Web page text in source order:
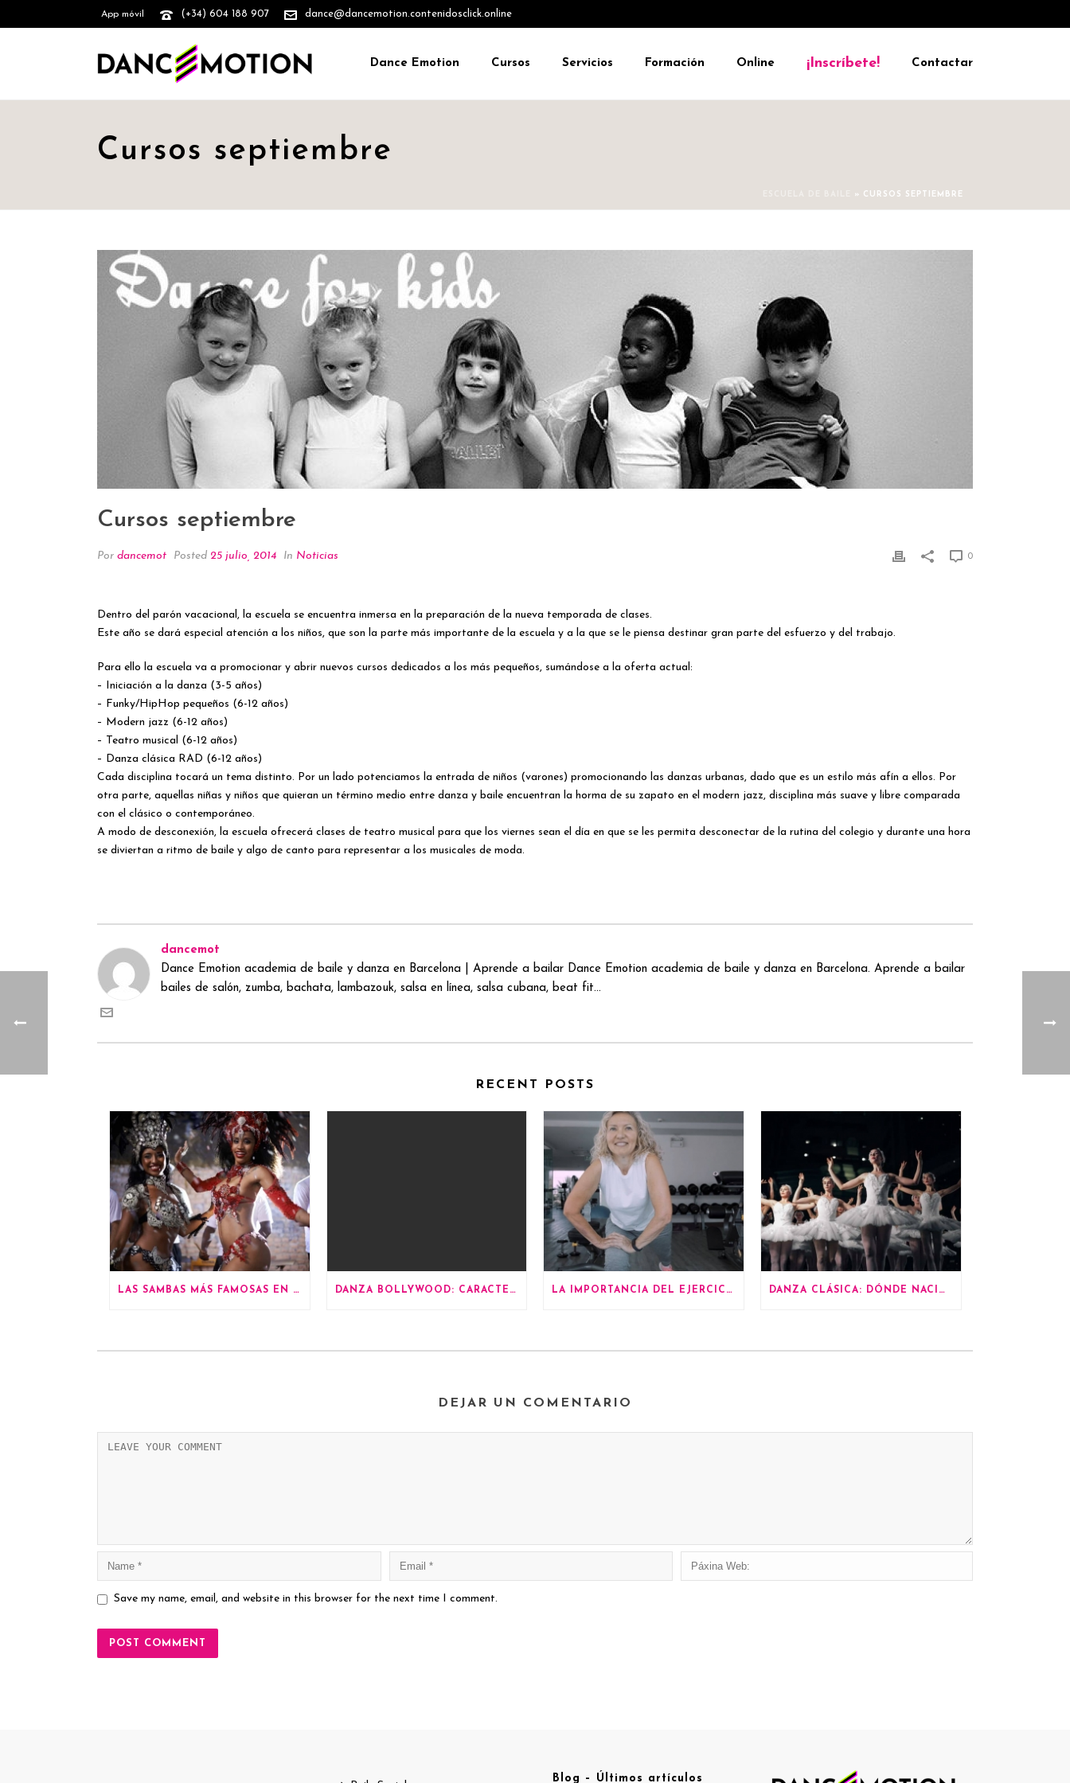
App móvil (+34) 604 188 907 dance@dancemotion.contenidosclick.online
Dance Emotion Cursos Servicios Formación Online ¡Inscríbete! Contactar
Cursos septiembre
» CURSOS SEPTIEMBRE
Cursos septiembre
Por dancemot Posted 25 julio, 2014 In Noticias 0
Dentro del parón vacacional, la escuela se encuentra inmersa en la preparación de la nueva temporada de clases.
Este año se dará especial atención a los niños, que son la parte más importante de la escuela y a la que se le piensa destinar gran parte del esfuerzo y del trabajo.
Para ello la escuela va a promocionar y abrir nuevos cursos dedicados a los más pequeños, sumándose a la oferta actual:
– Iniciación a la danza (3-5 años)
– Funky/HipHop pequeños (6-12 años)
– Modern jazz (6-12 años)
– Teatro musical (6-12 años)
– Danza clásica RAD (6-12 años)
Cada disciplina tocará un tema distinto. Por un lado potenciamos la entrada de niños (varones) promocionando las danzas urbanas, dado que es un estilo más afín a ellos. Por
otra parte, aquellas niñas y niños que quieran un término medio entre danza y baile encuentran la horma de su zapato en el modern jazz, disciplina más suave y libre comparada
con el clásico o contemporáneo.
A modo de desconexión, la escuela ofrecerá clases de teatro musical para que los viernes sean el día en que se les permita desconectar de la rutina del colegio y durante una hora
se diviertan a ritmo de baile y algo de canto para representar a los musicales de moda.
dancemot
Dance Emotion academia de baile y danza en Barcelona | Aprende a bailar Dance Emotion academia de baile y danza en Barcelona. Aprende a bailar
bailes de salón, zumba, bachata, lambazouk, salsa en línea, salsa cubana, beat fit...
RECENT POSTS
LAS SAMBAS MÁS FAMOSAS EN LOS CARNAVALES DE RÍO DANZA BOLLYWOOD: CARACTERÍSTICAS LA IMPORTANCIA DEL EJERCICIO A PARTIR DE LOS 60 AÑOS DANZA CLÁSICA: DÓNDE NACIÓ Y TODO LO QUE DEBES SABER
DEJAR UN COMENTARIO
Save my name, email, and website in this browser for the next time I comment.
Blog – Últimos artículos